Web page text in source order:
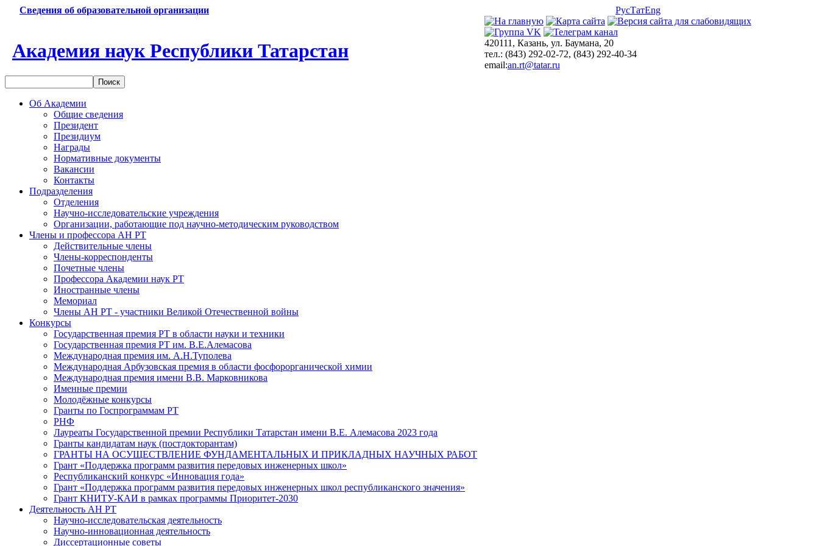
Сведения об образовательной организации РусТатEng
Академия наук Республики Татарстан
420111, Казань, ул. Баумана, 20
тел.: (843) 292-02-72, (843) 292-40-34
email:an.rt@tatar.ru
Об Академии
Общие сведения
Президент
Президиум
Награды
Нормативные документы
Вакансии
Контакты
Подразделения
Отделения
Научно-исследовательские учреждения
Организации, работающие под научно-методическим руководством
Члены и профессора АН РТ
Действительные члены
Члены-корреспонденты
Почетные члены
Профессора Академии наук РТ
Иностранные члены
Мемориал
Члены АН РТ - участники Великой Отечественной войны
Конкурсы
Государственная премия РТ в области науки и техники
Государственная премия РТ им. В.Е.Алемасова
Международная премия им. А.Н.Туполева
Международная Арбузовская премия в области фосфорорганической химии
Международная премия имени В.В. Марковникова
Именные премии
Молодёжные конкурсы
Гранты по Госпрограммам РТ
РНФ
Лауреаты Государственной премии Республики Татарстан имени В.Е. Алемасова 2023 года
Гранты кандидатам наук (постдокторантам)
ГРАНТЫ НА ОСУЩЕСТВЛЕНИЕ ФУНДАМЕНТАЛЬНЫХ И ПРИКЛАДНЫХ НАУЧНЫХ РАБОТ
Грант «Поддержка программ развития передовых инженерных школ»
Республиканский конкурс «Инновация года»
Грант «Поддержка программ развития передовых инженерных школ республиканского значения»
Грант КНИТУ-КАИ в рамках программы Приоритет-2030
Деятельность АН РТ
Научно-исследовательская деятельность
Научно-инновационная деятельность
Диссертационные советы